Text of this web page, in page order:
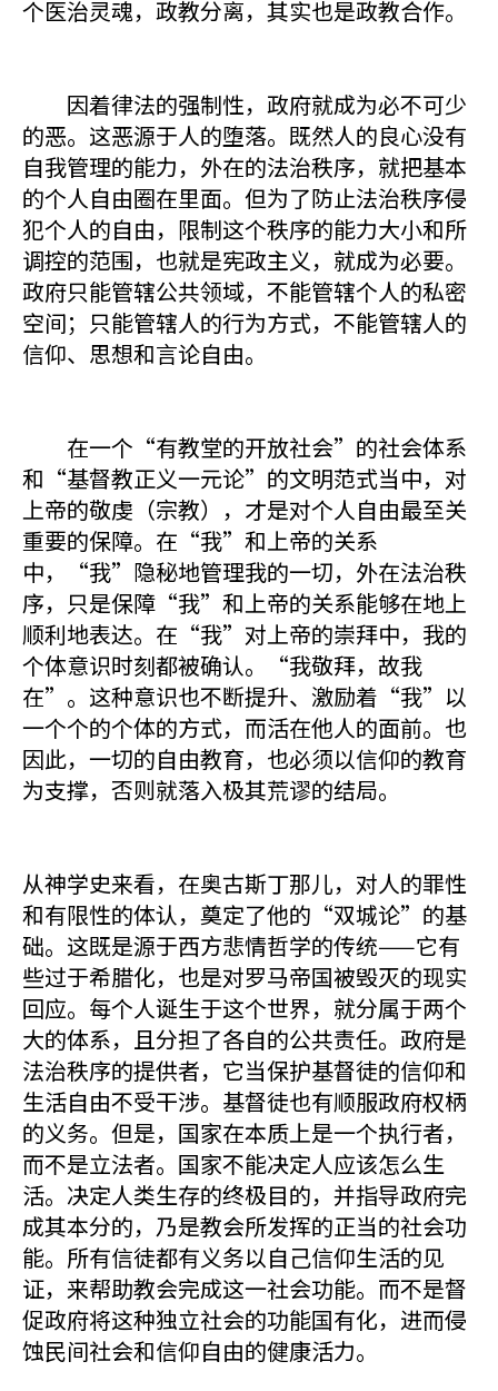
个医治灵魂，政教分离，其实也是政教合作。
因着律法的强制性，政府就成为必不可少
的恶。这恶源于人的堕落。既然人的良心没有
自我管理的能力，外在的法治秩序，就把基本
的个人自由圈在里面。但为了防止法治秩序侵
犯个人的自由，限制这个秩序的能力大小和所
调控的范围，也就是宪政主义，就成为必要。
政府只能管辖公共领域，不能管辖个人的私密
空间；只能管辖人的行为方式，不能管辖人的
信仰、思想和言论自由。
在一个“有教堂的开放社会”的社会体系
和“基督教正义一元论”的文明范式当中，对
上帝的敬虔（宗教），才是对个人自由最至关
重要的保障。在“我”和上帝的关系
中，“我”隐秘地管理我的一切，外在法治秩
序，只是保障“我”和上帝的关系能够在地上
顺利地表达。在“我”对上帝的崇拜中，我的
个体意识时刻都被确认。“我敬拜，故我
在”。这种意识也不断提升、激励着“我”以
一个个的个体的方式，而活在他人的面前。也
因此，一切的自由教育，也必须以信仰的教育
为支撑，否则就落入极其荒谬的结局。
从神学史来看，在奥古斯丁那儿，对人的罪性
和有限性的体认，奠定了他的“双城论”的基
础。这既是源于西方悲情哲学的传统——它有
些过于希腊化，也是对罗马帝国被毁灭的现实
回应。每个人诞生于这个世界，就分属于两个
大的体系，且分担了各自的公共责任。政府是
法治秩序的提供者，它当保护基督徒的信仰和
生活自由不受干涉。基督徒也有顺服政府权柄
的义务。但是，国家在本质上是一个执行者，
而不是立法者。国家不能决定人应该怎么生
活。决定人类生存的终极目的，并指导政府完
成其本分的，乃是教会所发挥的正当的社会功
能。所有信徒都有义务以自己信仰生活的见
证，来帮助教会完成这一社会功能。而不是督
促政府将这种独立社会的功能国有化，进而侵
蚀民间社会和信仰自由的健康活力。